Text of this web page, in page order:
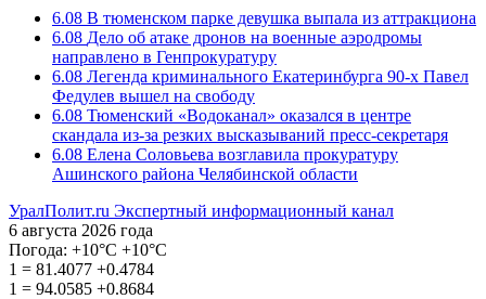
6.08 В тюменском парке девушка выпала из аттракциона
6.08 Дело об атаке дронов на военные аэродромы
направлено в Генпрокуратуру
6.08 Легенда криминального Екатеринбурга 90-х Павел
Федулев вышел на свободу
6.08 Тюменский «Водоканал» оказался в центре
скандала из-за резких высказываний пресс-секретаря
6.08 Елена Соловьева возглавила прокуратуру
Ашинского района Челябинской области
УралПолит.ru Экспертный информационный канал
6 августа 2026 года
Погода: +10°С +10°С
1 = 81.4077 +0.4784
1 = 94.0585 +0.8684